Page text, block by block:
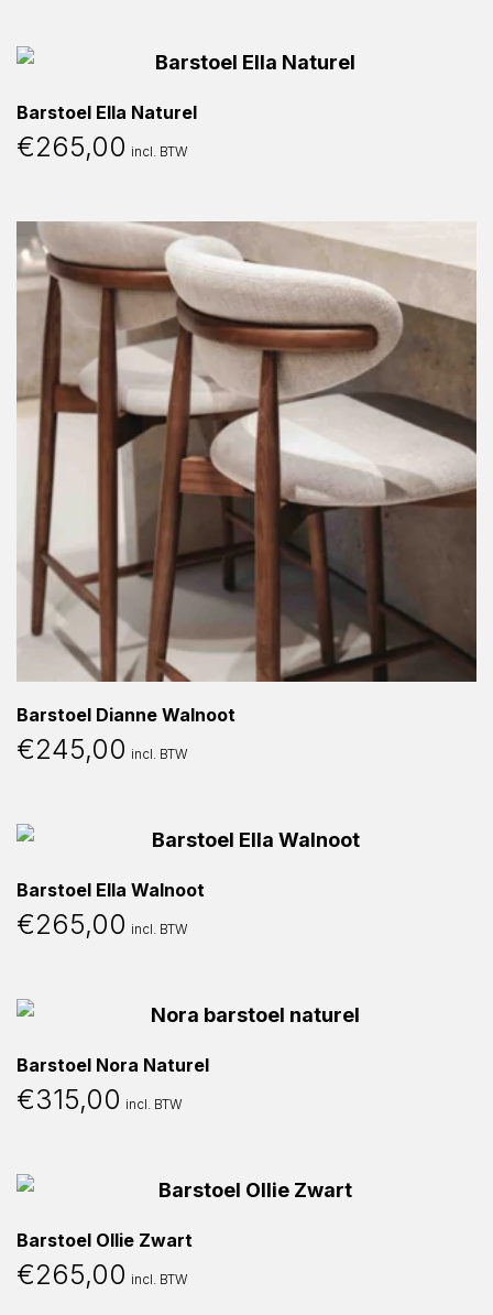
Barstoel Ella Naturel
€265,00 incl. BTW
Barstoel Dianne Walnoot
€245,00 incl. BTW
Barstoel Ella Walnoot
€265,00 incl. BTW
Barstoel Nora Naturel
€315,00 incl. BTW
Barstoel Ollie Zwart
€265,00 incl. BTW